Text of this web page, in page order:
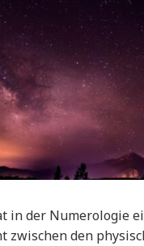
in der Numerologie
zwischen den